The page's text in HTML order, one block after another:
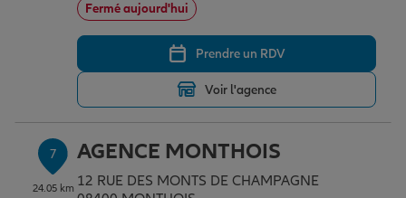
Fermé aujourd'hui
Prendre un RDV
Voir l'agence
7
24.05 km
AGENCE MONTHOIS
12 RUE DES MONTS DE CHAMPAGNE